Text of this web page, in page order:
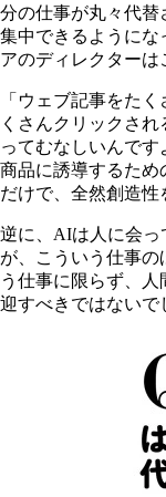
分の仕事が丸々代替
集中できるようにな
アのディレクターは
「ウェブ記事をた
くさんクリックさ
ってむなしいんで
商品に誘導するため
だけで、全然創造性
逆に、AIは人に会っ
が、こういう仕事
う仕事に限らず、
迎すべきではないで